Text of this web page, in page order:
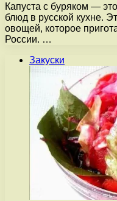
Капуста с буряком —
блюд в русской кухне.
овощей, которое
России. …
Закуски